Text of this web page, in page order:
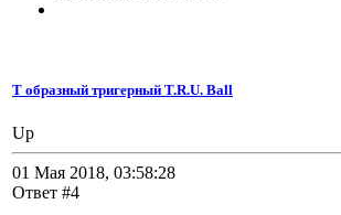
Т образный тригерный T.R.U. Ball
Up
01 Мая 2018, 03:58:28
Ответ #4